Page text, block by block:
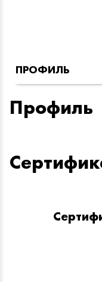
ПРОФИЛЬ
Профиль